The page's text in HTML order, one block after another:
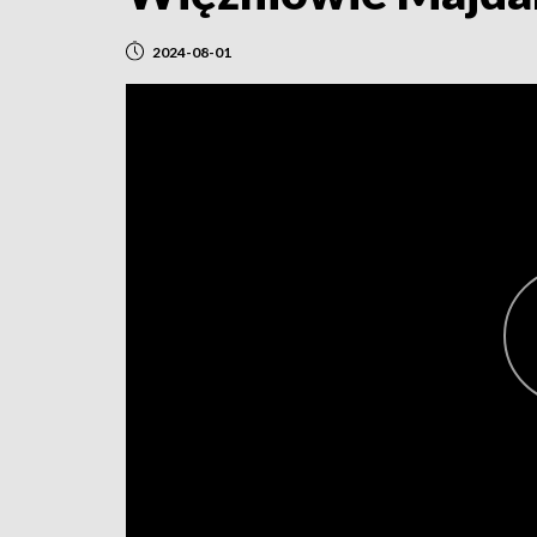
2024-08-01